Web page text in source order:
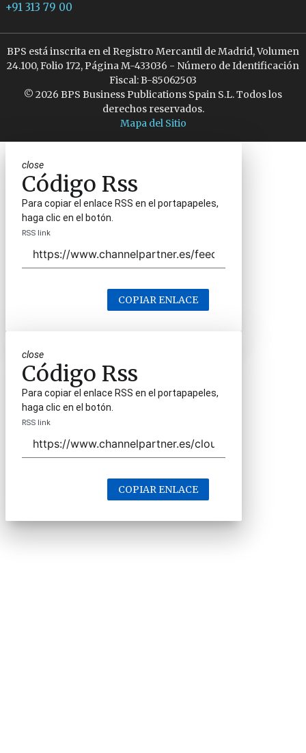
+91 313 79 00
BPS está inscrita en el Registro Mercantil de Madrid, Volumen
24.100, Folio 172, Página M-433036 - Número de Identificación
Fiscal: B-85062503
© 2026 BPS Business Publications Spain S.L. Todos los
derechos reservados.
Mapa del Sitio
close
Código Rss
Para copiar el enlace RSS en el portapapeles,
haga clic en el botón.
RSS link
COPIAR ENLACE
close
Código Rss
Para copiar el enlace RSS en el portapapeles,
haga clic en el botón.
RSS link
COPIAR ENLACE